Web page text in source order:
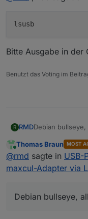
Bitte Ausgabe in der
Benutzt das Voting im
R RMDDebian
Online
Thomas Braun MOST
@rmd sagte in USB-
maxcul-Adapter via
Debian bullseye,